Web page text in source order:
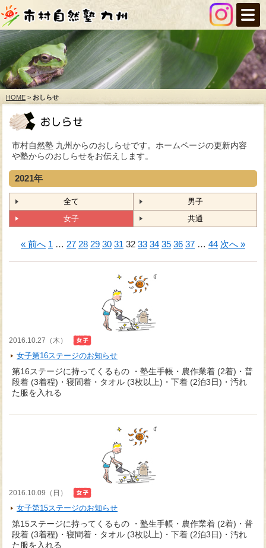
HOME > おしらせ
市村自然塾 九州からのおしらせです。ホームページの更新内容
や塾からのおしらせをお伝えします。
2021年
全て
男子
女子
共通
« 前へ 1 … 27 28 29 30 31 32 33 34 35 36 37 … 44 次へ »
2016.10.27（木）
女子第16ステージのお知らせ
第16ステージに持ってくるもの ・塾生手帳・農作業着 (2着)・普
段着 (3着程)・寝間着・タオル (3枚以上)・下着 (2泊3日)・汚れ
た服を入れる
2016.10.09（日）
女子第15ステージのお知らせ
第15ステージに持ってくるもの ・塾生手帳・農作業着 (2着)・普
段着 (3着程)・寝間着・タオル (3枚以上)・下着 (2泊3日)・汚れ
た服を入れる